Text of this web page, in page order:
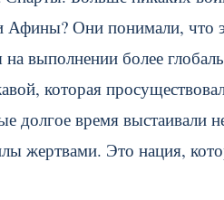
Они понимали, что
выполнении более
которая
долгое время выстаивали
жертвами. Это нация,